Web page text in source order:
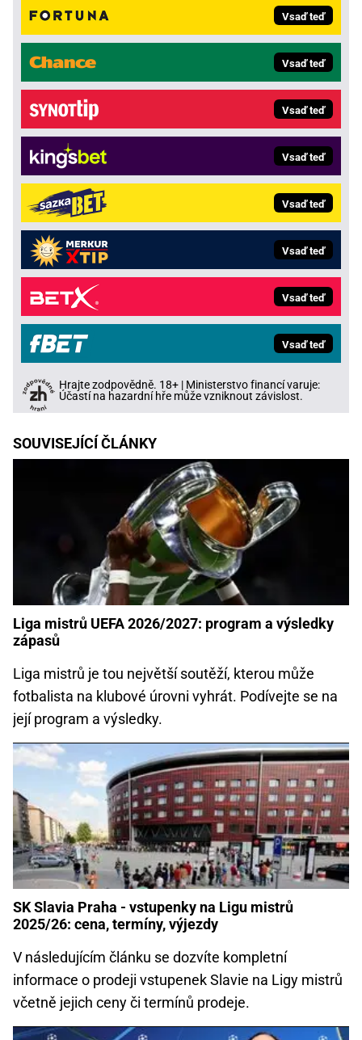
Vsaď teď
Vsaď teď
Vsaď teď
Vsaď teď
Vsaď teď
Vsaď teď
Vsaď teď
Vsaď teď
Hrajte zodpovědně. 18+ | Ministerstvo financí varuje:
Účastí na hazardní hře může vzniknout závislost.
SOUVISEJÍCÍ ČLÁNKY
Liga mistrů UEFA 2026/2027: program a výsledky
zápasů
Liga mistrů je tou největší soutěží, kterou může
fotbalista na klubové úrovni vyhrát. Podívejte se na
její program a výsledky.
SK Slavia Praha - vstupenky na Ligu mistrů
2025/26: cena, termíny, výjezdy
V následujícím článku se dozvíte kompletní
informace o prodeji vstupenek Slavie na Ligy mistrů
včetně jejich ceny či termínů prodeje.